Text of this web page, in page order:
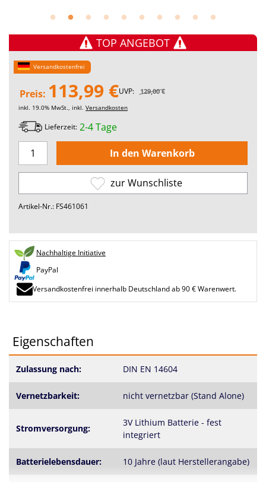
TOP ANGEBOT
Versandkostenfrei
Preis: 113,99 €UVP: 129,00 €
inkl. 19.0% MwSt., inkl. Versandkosten
Lieferzeit: 2-4 Tage
zur Wunschliste
Artikel-Nr.: FS461061
Nachhaltige Initiative
PayPal
Versandkostenfrei innerhalb Deutschland ab 90 € Warenwert.
Eigenschaften
Zulassung nach: DIN EN 14604
Vernetzbarkeit: nicht vernetzbar (Stand Alone)
Stromversorgung:
3V Lithium Batterie - fest
integriert
Batterielebensdauer: 10 Jahre (laut Herstellerangabe)